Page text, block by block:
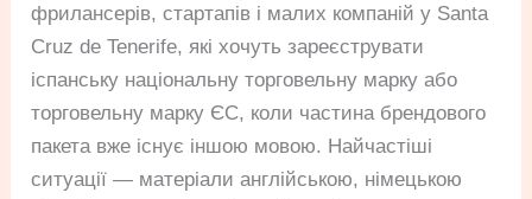
фрилансерів, стартапів і малих компаній у Santa
Cruz de Tenerife, які хочуть зареєструвати
іспанську національну торговельну марку або
торговельну марку ЄС, коли частина брендового
пакета вже існує іншою мовою. Найчастіші
ситуації — матеріали англійською, німецькою